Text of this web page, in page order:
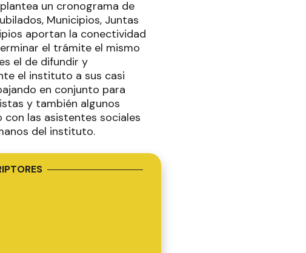
un cronograma de
Municipios, Juntas
aportan la conectividad
el trámite el mismo
el de difundir y
el instituto a sus casi
en conjunto para
y también algunos
las asistentes sociales
del instituto.